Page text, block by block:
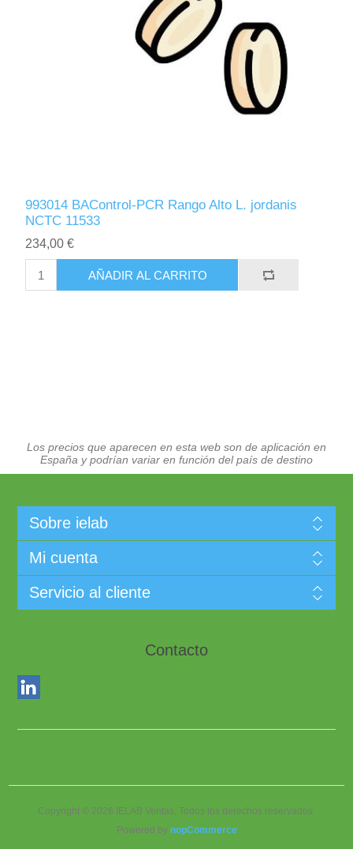
993014 BAControl-PCR Rango Alto L. jordanis
NCTC 11533
234,00 €
AÑADIR AL CARRITO
Los precios que aparecen en esta web son de aplicación en
España y podrían variar en función del país de destino
Sobre ielab
Mi cuenta
Servicio al cliente
Contacto
Copyright © 2026 IELAB Ventas. Todos los derechos reservados.
Powered by nopCommerce